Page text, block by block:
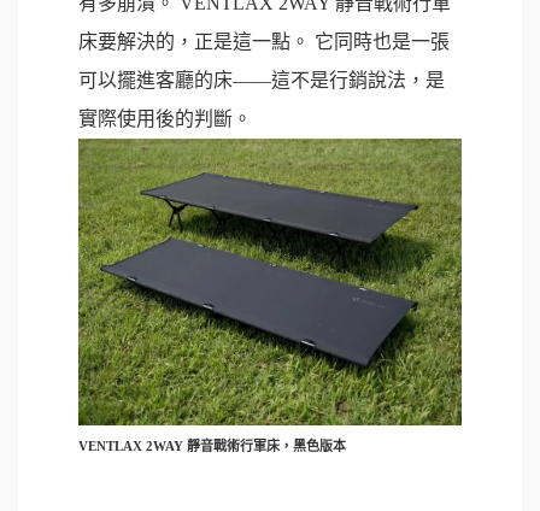
床要解決的，正是這一點。 它同時也是一張
可以擺進客廳的床——這不是行銷說法，是
實際使用後的判斷。
VENTLAX 2WAY 靜音戰術行軍床，黑色版本